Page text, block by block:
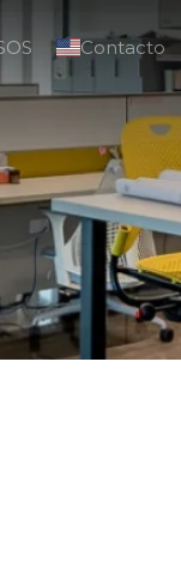
Contacto